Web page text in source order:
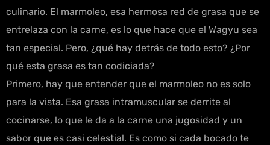
culinario. El marmoleo, esa hermosa red de grasa que se
entrelaza con la carne, es lo que hace que el Wagyu sea
tan especial. Pero, ¿qué hay detrás de todo esto? ¿Por
qué esta grasa es tan codiciada?
Primero, hay que entender que el marmoleo no es solo
para la vista. Esa grasa intramuscular se derrite al
cocinarse, lo que le da a la carne una jugosidad y un
sabor que es casi celestial. Es como si cada bocado te